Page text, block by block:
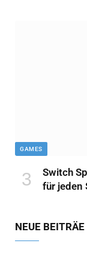
GAMES
Switch
für jeden
NEUE BEITRÄE